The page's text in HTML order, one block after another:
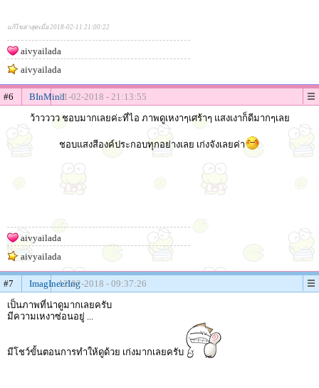
แก้ไขล่าสุดเมื่อ 2018-02-11 21:00:22
aivyailada
aivyailada
#6 BInMind11-02-2018 - 21:13:55
ว้าวววว ชอบมากเลยค่ะที่ไอ ภาพดูเหงาๆเศร้าๆ แสงเงาก็ดีมากๆเลย
ชอบแสงสีองค์ประกอบทุกอย่างเลย เก่งจังเลยค่า
aivyailada
aivyailada
#7 ImagIneerIng12-02-2018 - 09:37:26
เป็นภาพที่น่าดูมากเลยครับ
มีความเหงาซ่อนอยู่ ...
มีโชว์ขั้นตอนการทำให้ดูด้วย เก่งมากเลยครับ